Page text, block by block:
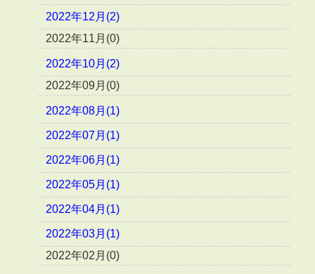
2022年12月(2)
2022年11月(0)
2022年10月(2)
2022年09月(0)
2022年08月(1)
2022年07月(1)
2022年06月(1)
2022年05月(1)
2022年04月(1)
2022年03月(1)
2022年02月(0)